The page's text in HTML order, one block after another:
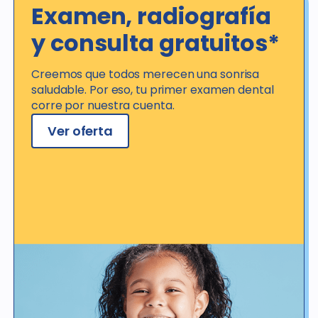
Examen, radiografía
y consulta gratuitos*
Creemos que todos merecen una sonrisa
saludable. Por eso, tu primer examen dental
corre por nuestra cuenta.
Ver oferta